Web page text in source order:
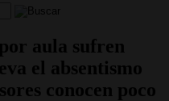
aula sufren
el absentismo
conocen poco